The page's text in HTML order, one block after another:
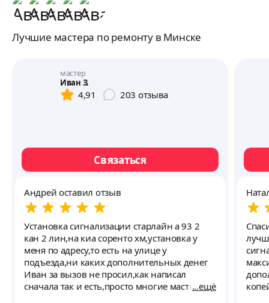
Лучшие мастера по ремонту в Минске
мастер
Иван З.
4,91 203 отзыва
Связаться
Андрей оставил отзыв
Установка сигнализации старлайн а 93 2
кан 2 лин,на киа соренто хм,установка у
меня по адресу,то есть на улице у
подъезда,ни каких дополнительных денег
Иван за вызов не просил,как написал
сначала так и есть,просто многие мастераещё